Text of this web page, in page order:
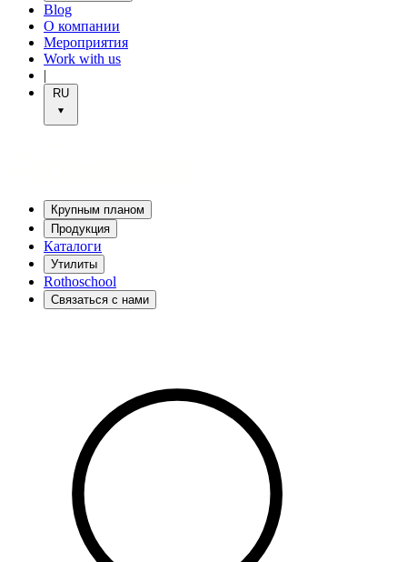
Blog
О компании
Мероприятия
Work with us
|
RU
Крупным планом
Продукция
Каталоги
Утилиты
Rothoschool
Связаться с нами